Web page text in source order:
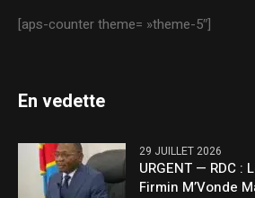
[aps-counter theme= »theme-5″]
En vedette
29 JUILLET 2026
URGENT — RDC
Firmin M’Vonde